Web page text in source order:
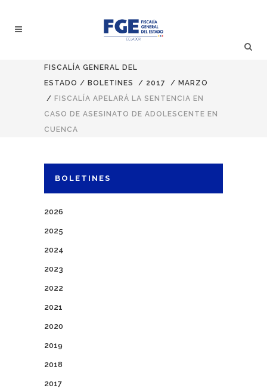
FISCALÍA GENERAL DEL
ESTADO / BOLETINES / 2017 / MARZO
/ FISCALÍA APELARÁ LA SENTENCIA EN
CASO DE ASESINATO DE ADOLESCENTE EN
CUENCA
BOLETINES
2026
2025
2024
2023
2022
2021
2020
2019
2018
2017